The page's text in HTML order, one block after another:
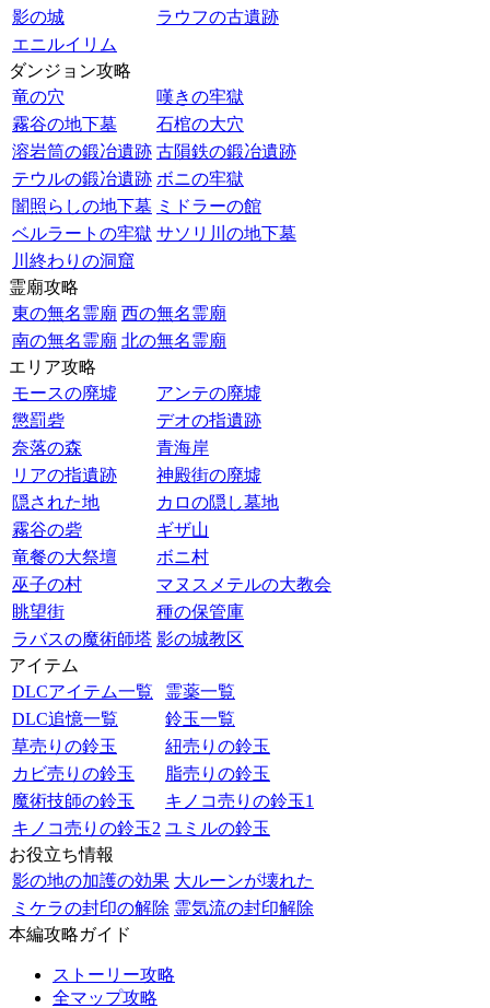
影の城
ラウフの古遺跡
エニルイリム
ダンジョン攻略
竜の穴
嘆きの牢獄
霧谷の地下墓
石棺の大穴
溶岩筒の鍛冶遺跡 古隕鉄の鍛冶遺跡
テウルの鍛冶遺跡 ボニの牢獄
闇照らしの地下墓 ミドラーの館
ベルラートの牢獄 サソリ川の地下墓
川終わりの洞窟
霊廟攻略
東の無名霊廟 西の無名霊廟
南の無名霊廟 北の無名霊廟
エリア攻略
モースの廃墟
アンテの廃墟
懲罰砦
デオの指遺跡
奈落の森
青海岸
リアの指遺跡
神殿街の廃墟
隠された地
カロの隠し墓地
霧谷の砦
ギザ山
竜餐の大祭壇
ボニ村
巫子の村
マヌスメテルの大教会
眺望街
種の保管庫
ラバスの魔術師塔 影の城教区
アイテム
DLCアイテム一覧
霊薬一覧
DLC追憶一覧
鈴玉一覧
草売りの鈴玉
紐売りの鈴玉
カビ売りの鈴玉
脂売りの鈴玉
魔術技師の鈴玉
キノコ売りの鈴玉1
キノコ売りの鈴玉2 ユミルの鈴玉
お役立ち情報
影の地の加護の効果 大ルーンが壊れた
ミケラの封印の解除 霊気流の封印解除
本編攻略ガイド
ストーリー攻略
全マップ攻略